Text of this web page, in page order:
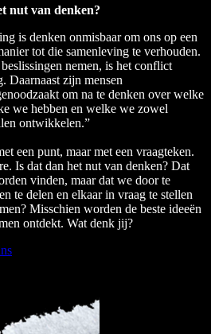
nut van denken?
is denken onmisbaar om ons op een
tot die samenleving te verhouden.
nemen, is het conflict
Daarnaast zijn mensen
om na te denken over welke
we hebben en welke we zowel
ontwikkelen.”
een punt, maar met een vraagteken.
Is dat dan het nut van denken? Dat
vinden, maar dat we door te
te delen en elkaar in vraag te stellen
Misschien worden de beste ideeën
ontdekt. Wat denk jij?